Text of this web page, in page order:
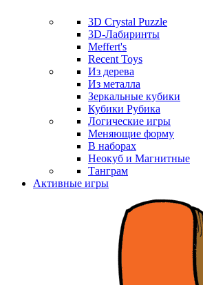
3D Crystal Puzzle
3D-Лабиринты
Meffert's
Recent Toys
Из дерева
Из металла
Зеркальные кубики
Кубики Рубика
Логические игры
Меняющие форму
В наборах
Неокуб и Магнитные
Танграм
Активные игры